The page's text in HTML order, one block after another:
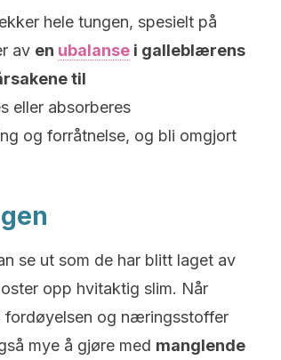
hele tungen, spesielt på
av en ubalanse i galleblærens
til
eller absorberes
og forråtnelse, og bli omgjort
se ut som de har blitt laget av
opp hvitaktig slim. Når
fordøyelsen og næringsstoffer
mye å gjøre med manglende